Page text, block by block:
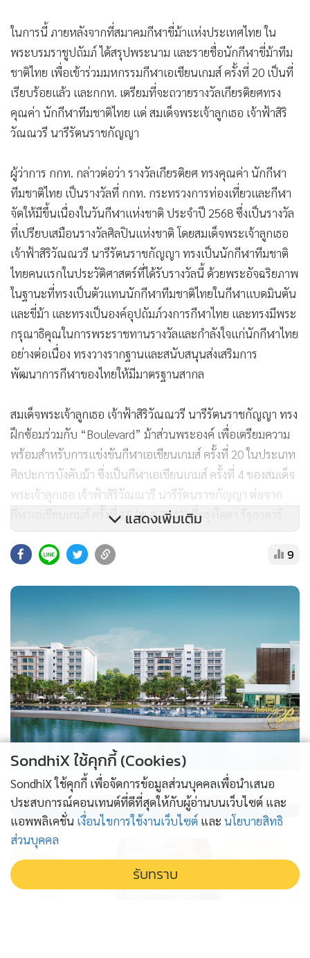
ในการนี้ ภายหลังจากที่สมาคมกีฬาขี่ม้าแห่งประเทศไทย ใน
พระบรมราชูปถัมภ์ ได้สรุปพระนาม และรายชื่อนักกีฬาขี่ม้าทีม
ชาติไทย เพื่อเข้าร่วมมหกรรมกีฬาเอเชียนเกมส์ ครั้งที่ 20 เป็นที่
เรียบร้อยแล้ว และกกท. เตรียมที่จะถวายรางวัลเกียรติยศทรง
คุณค่า นักกีฬาทีมชาติไทย แด่ สมเด็จพระเจ้าลูกเธอ เจ้าฟ้าสิริ
วัณณวรี นารีรัตนราชกัญญา
ผู้ว่าการ กกท. กล่าวต่อว่า รางวัลเกียรติยศ ทรงคุณค่า นักกีฬา
ทีมชาติไทย เป็นรางวัลที่ กกท. กระทรวงการท่องเที่ยวและกีฬา
จัดให้มีขึ้นเนื่องในวันกีฬาแห่งชาติ ประจำปี 2568 ซึ่งเป็นรางวัล
ที่เปรียบเสมือนรางวัลศิลปินแห่งชาติ โดยสมเด็จพระเจ้าลูกเธอ
เจ้าฟ้าสิริวัณณวรี นารีรัตนราชกัญญา ทรงเป็นนักกีฬาทีมชาติ
ไทยคนแรกในประวัติศาสตร์ที่ได้รับรางวัลนี้ ด้วยพระอัจฉริยภาพ
ในฐานะที่ทรงเป็นตัวแทนนักกีฬาทีมชาติไทยในกีฬาแบดมินตัน
และขี่ม้า และทรงเป็นองค์อุปถัมภ์วงการกีฬาไทย และทรงมีพระ
กรุณาธิคุณในการพระราชทานรางวัลและกำลังใจแก่นักกีฬาไทย
อย่างต่อเนื่อง ทรงวางรากฐานและสนับสนุนส่งเสริมการ
พัฒนาการกีฬาของไทยให้มีมาตรฐานสากล
สมเด็จพระเจ้าลูกเธอ เจ้าฟ้าสิริวัณณวรี นารีรัตนราชกัญญา ทรง
ฝึกซ้อมร่วมกับ “Boulevard” ม้าส่วนพระองค์ เพื่อเตรียมความ
พร้อมสำหรับการแข่งขันกีฬาเอเชียนเกมส์ ครั้งที่ 20 ในประเภท
ศิลปะการบังคับม้า ซึ่งเป็นกีฬาเอเชียนเกมส์ ครั้งที่ 4 ของสมเด็จ
พระเจ้าลูกเธอ เจ้าฟ้าสิริวัณณวรี นารีรัตนราชกัญญา ต่อจาก
กีฬาเอเชียนเกมส์ ครั้งที่ 15 (พ.ศ.2549) ที่กรุงโดฮา รัฐกาตาร์
ทรงเข้าร่วมการแข่งขันกีฬาแบดมินตัน ประเภททีมหญิง, กีฬาเอ
เชียนเกมส์ ครั้งที่ 17 (พ.ศ.2557) ที่เมืองอินชอน สาธารณรัฐ
ม้า และกีฬาเอเชียนเกมส์ ครั้งที่ 19 (พ.ศ.2566) ที่เมืองหางโจว
สาธารณรัฐประชาชนจีน ทรงเข้าร่วมการแข่งขันกีฬาขี่ม้า
ประเภทศิลปะการบังคับม้า
แสดงเพิ่มเติม
9
PROPERTY PERFECT -the Lake
SondhiX ใช้คุกกี้ (Cookies)
SondhiX ใช้คุกกี้ เพื่อจัดการข้อมูลส่วนบุคคลเพื่อนำเสนอ
ประสบการณ์คอนเทนต์ที่ดีที่สุดให้กับผู้อ่านบนเว็บไซต์ และ
แอพพลิเคชั่น เงื่อนไขการใช้งานเว็บไซต์ และ นโยบายสิทธิ
ส่วนบุคคล
รับทราบ